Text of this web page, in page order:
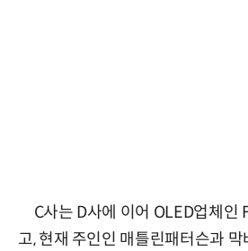
C사는 D사에 이어 OLED업체인
고, 현재 주인인 매틀린패터슨과